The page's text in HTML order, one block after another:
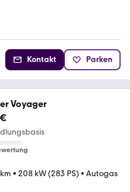
Kontakt Parken
Voyager
• 208 kW (283 PS) • Autogas